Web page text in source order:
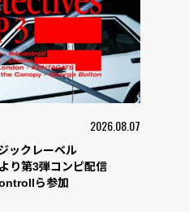
2026.08.07
ックレーベル
り第3弾コンピ配信
ら参加